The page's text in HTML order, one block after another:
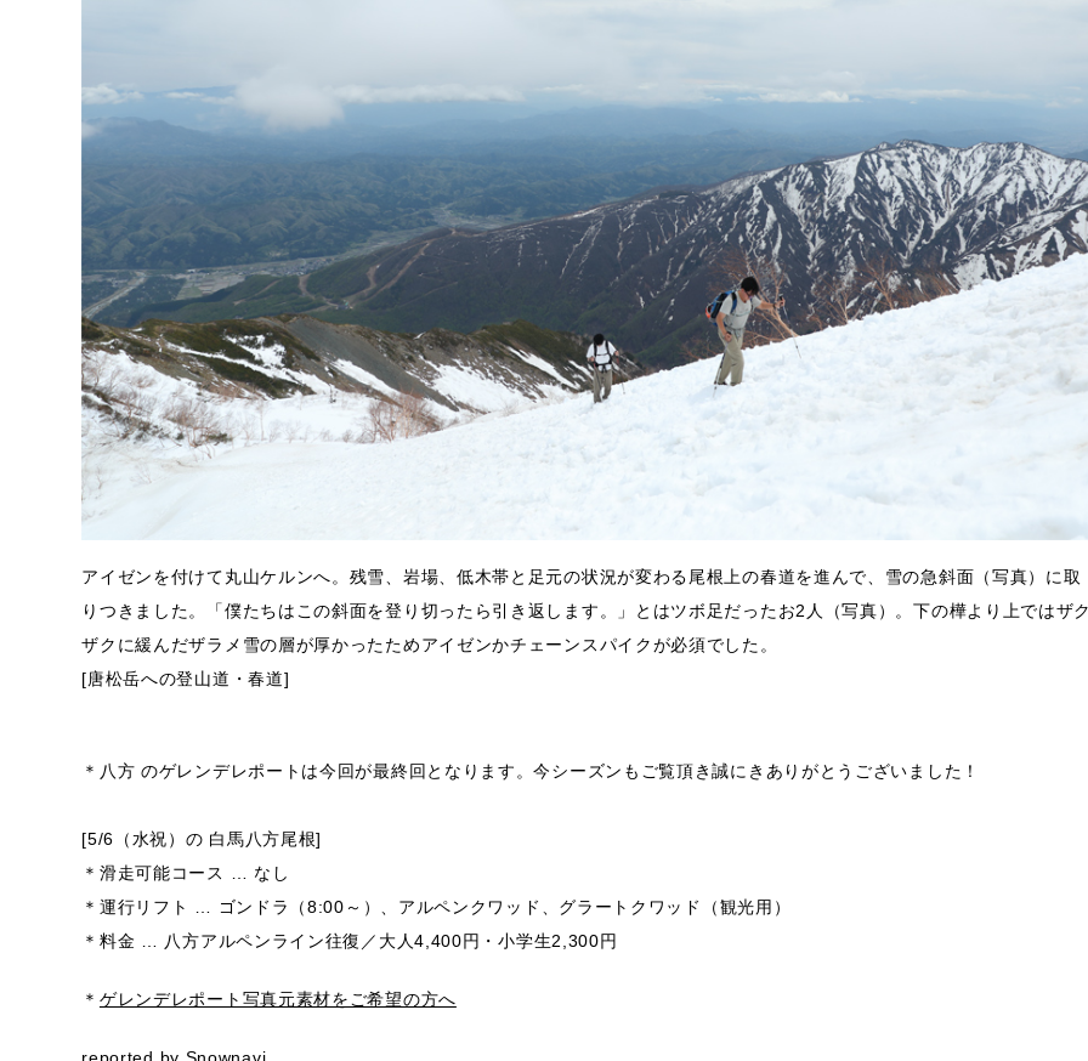
アイゼンを付けて丸山ケルンへ。残雪、岩場、低木帯と足元の状況が変わる尾根上の春道を進んで、雪の急斜面（写真）に取
りつきました。「僕たちはこの斜面を登り切ったら引き返します。」とはツボ足だったお2人（写真）。下の樺より上ではザ
ザクに緩んだザラメ雪の層が厚かったためアイゼンかチェーンスパイクが必須でした。
[唐松岳への登山道・春道]
＊八方 のゲレンデレポートは今回が最終回となります。今シーズンもご覧頂き誠にきありがとうございました！
[5/6（水祝）の 白馬八方尾根]
＊滑走可能コース … なし
＊運行リフト … ゴンドラ（8:00～）、アルペンクワッド、グラートクワッド（観光用）
＊料金 … 八方アルペンライン往復／大人4,400円・小学生2,300円
＊ ゲレンデレポート写真元素材をご希望の方へ
reported by Snownavi